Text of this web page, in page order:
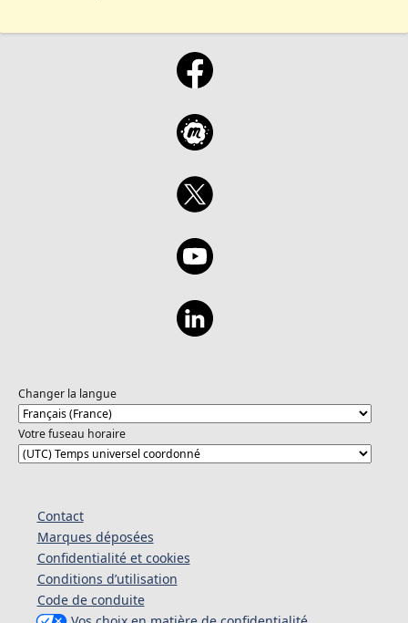
Changer la langue
Votre fuseau horaire
Contact
Marques déposées
Confidentialité et cookies
Conditions d’utilisation
Code de conduite